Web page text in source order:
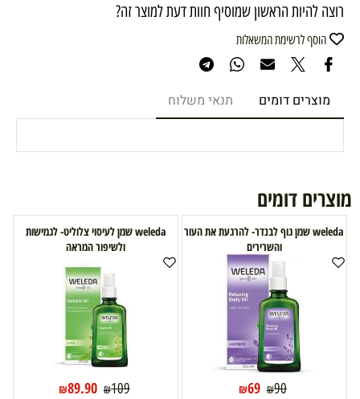
רוצה להיות הראשון שמוסיף חוות דעת למוצר זה?
הוסף לרשימת המשאלות
מוצרים דומים תנאי משלוח
מוצרים דומים
weleda שמן גוף לבנדר- להרגעת את העור
והשרירים
₪90
₪69
weleda שמן לעיסוי צלוליט- לגמישות
ולשיפור המראה
₪109
₪89.90